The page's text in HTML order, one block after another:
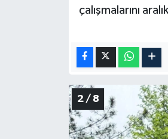
çalışmalarını
2 / 8